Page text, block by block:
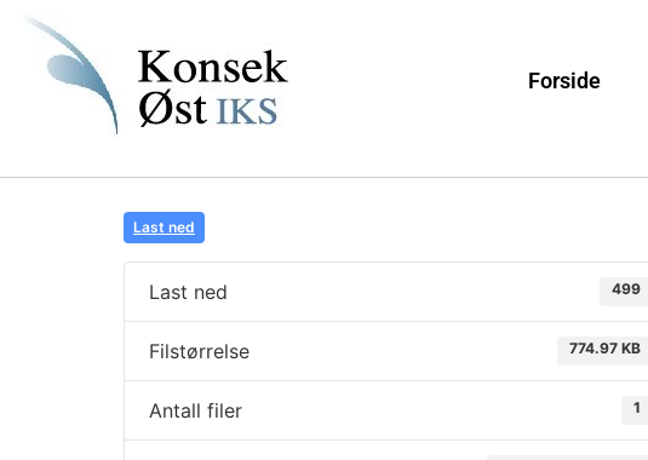
Forside
Last ned
Last ned 499
Filstørrelse 774.97 KB
Antall filer 1